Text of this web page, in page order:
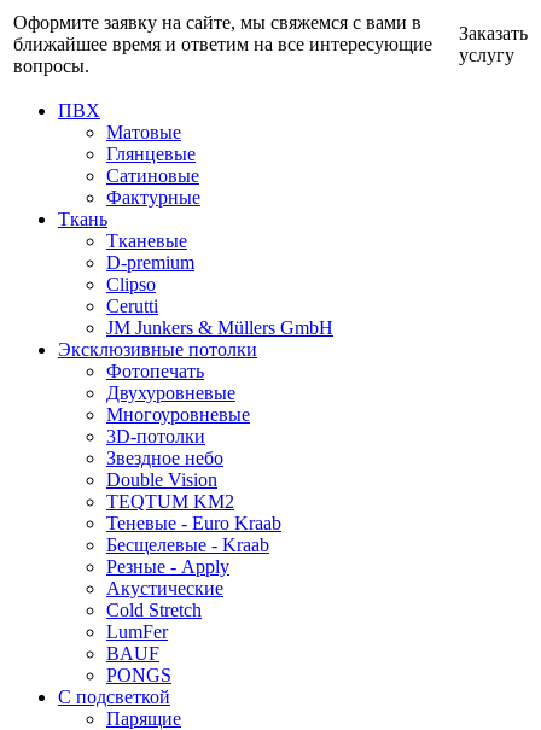
Оформите заявку на сайте, мы свяжемся с вами в
ближайшее время и ответим на все интересующие
вопросы.
Заказать
услугу
ПВХ
Матовые
Глянцевые
Сатиновые
Фактурные
Ткань
Тканевые
D-premium
Clipso
Cerutti
JM Junkers & Müllers GmbH
Эксклюзивные потолки
Фотопечать
Двухуровневые
Многоуровневые
3D-потолки
Звездное небо
Double Vision
TEQTUM KM2
Теневые - Euro Kraab
Бесщелевые - Kraab
Резные - Apply
Акустические
Cold Stretch
LumFer
BAUF
PONGS
С подсветкой
Парящие